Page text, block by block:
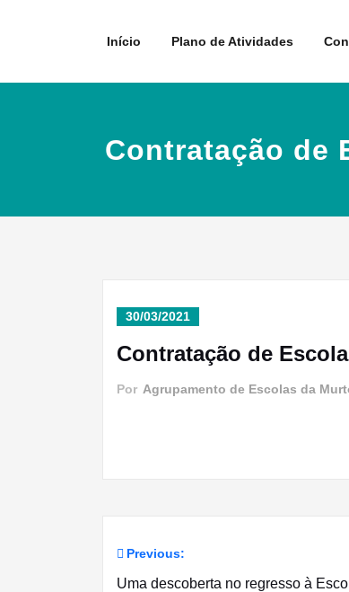
Início Plano de Atividades
Contratação de
30/03/2021
Contratação de
Por Agrupamento de Escolas da
Navegação
Previous:
Uma descoberta no regresso à